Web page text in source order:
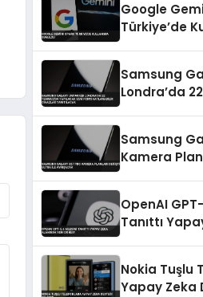
Google
Türkiye’de
Samsung
Londra’da
Tanıtılacak
Samsung
Kamera
OpenAI
Tanıttı
Nokia Tuşlu
Yapay Zeka